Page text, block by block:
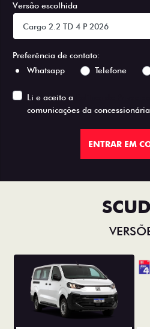
Versão escolhida
Preferência de contato:
Whatsapp
Telefone
Li e aceito a
comunicações da concessionária.
ENTRAR EM